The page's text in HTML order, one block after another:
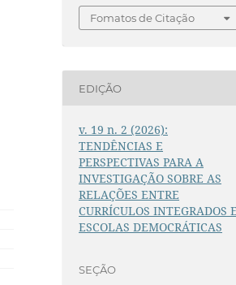
Fomatos de Citação
EDIÇÃO
v. 19 n. 2 (2026):
TENDÊNCIAS E
PERSPECTIVAS PARA A
INVESTIGAÇÃO SOBRE AS
RELAÇÕES ENTRE
CURRÍCULOS INTEGRADOS E
ESCOLAS DEMOCRÁTICAS
SEÇÃO